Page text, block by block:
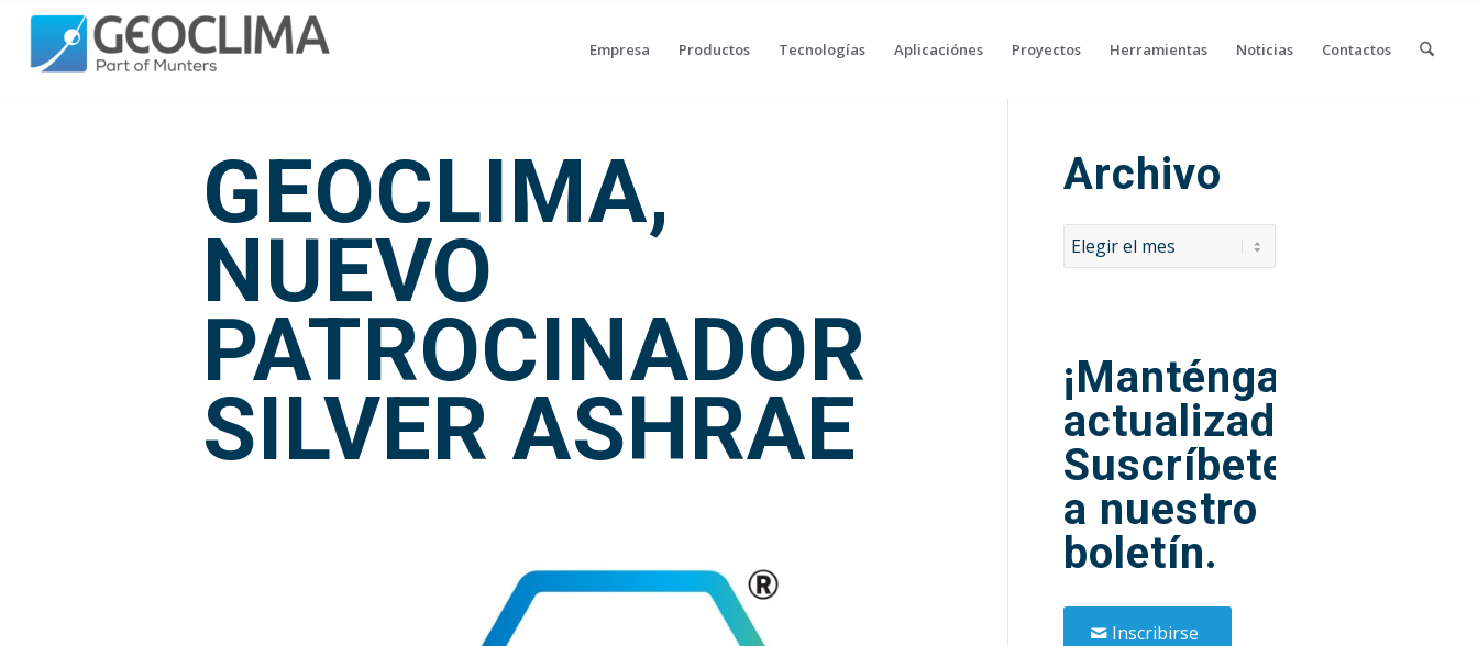
Empresa Productos Tecnologías Aplicaciónes Proyectos Herramientas Noticias Contactos
GEOCLIMA,
NUEVO
PATROCINADOR
SILVER ASHRAE
Archivo
¡Manténgase
actualizado!
Suscríbete
a nuestro
boletín.
Inscribirse